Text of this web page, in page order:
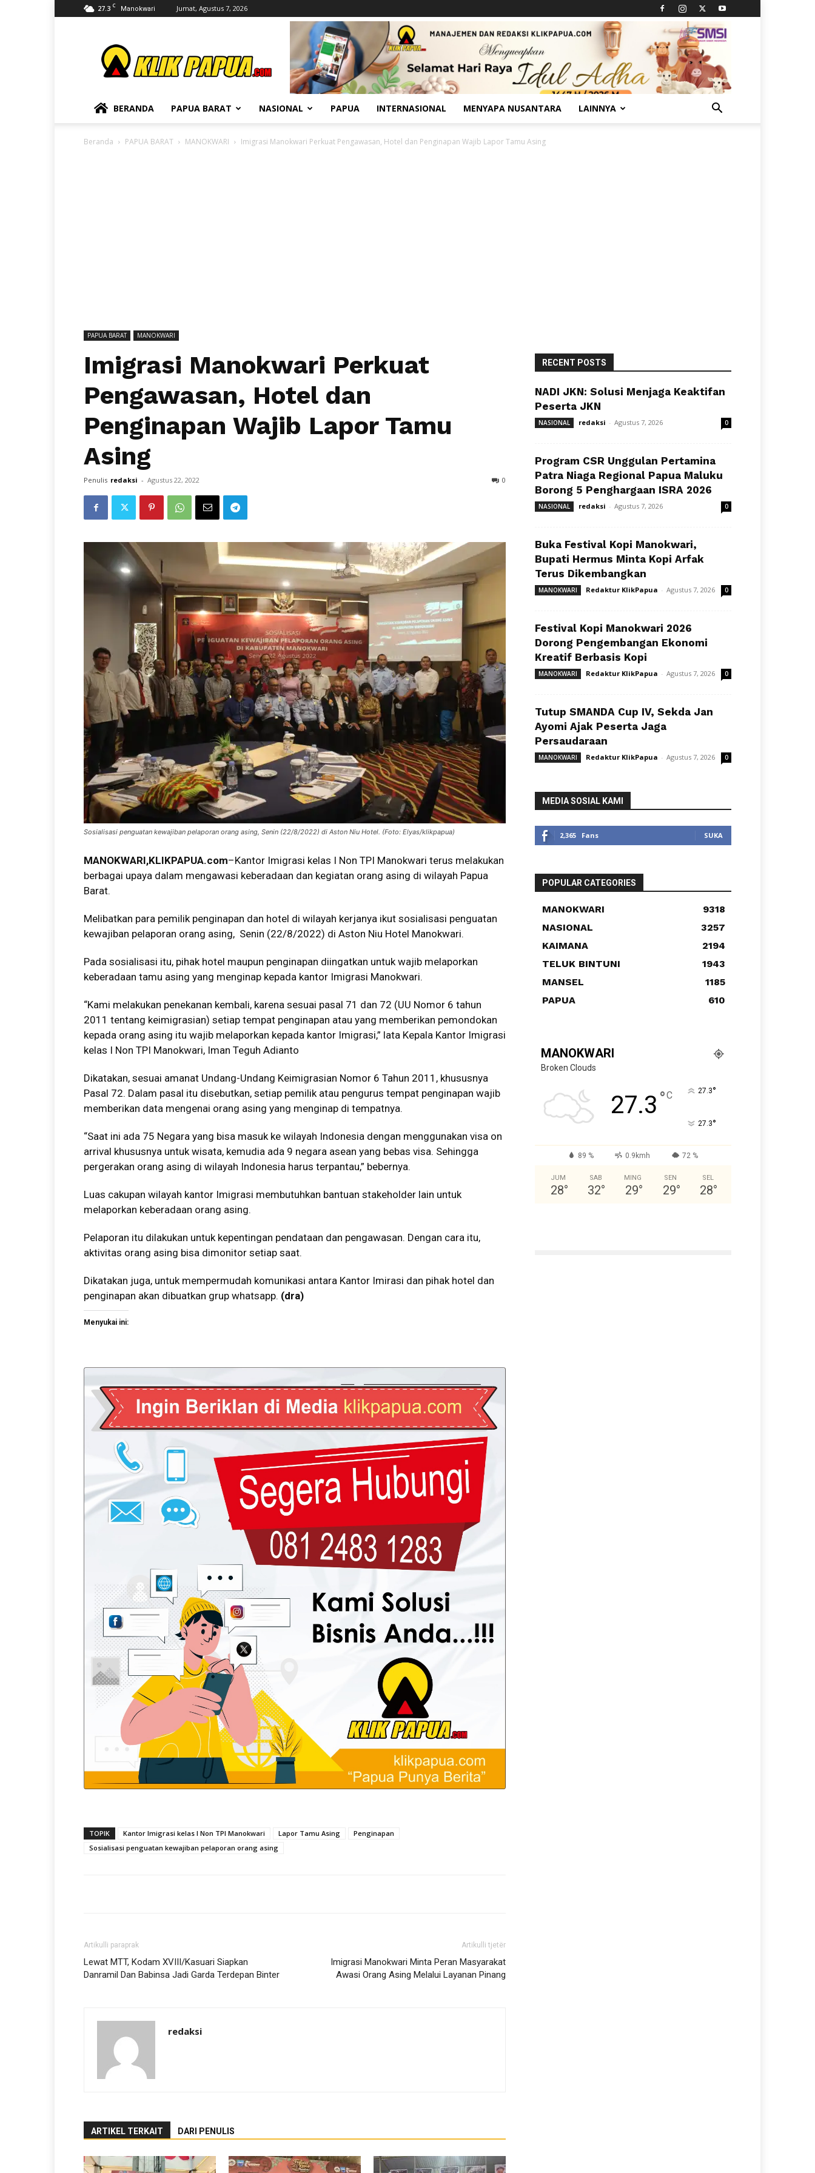
27.3 C Manokwari Jumat, Agustus 7, 2026
BERANDA PAPUA BARAT NASIONAL PAPUA INTERNASIONAL MENYAPA NUSANTARA LAINNYA
Beranda PAPUA BARAT MANOKWARI Imigrasi Manokwari Perkuat Pengawasan, Hotel dan Penginapan Wajib Lapor Tamu Asing
PAPUA BARAT MANOKWARI
Imigrasi Manokwari Perkuat
Pengawasan, Hotel dan
Penginapan Wajib Lapor Tamu
Asing
Penulis redaksi - Agustus 22, 2022 0
Sosialisasi penguatan kewajiban pelaporan orang asing, Senin (22/8/2022) di Aston Niu Hotel. (Foto: Elyas/klikpapua)
MANOKWARI,KLIKPAPUA.com–Kantor Imigrasi kelas I Non TPI Manokwari terus melakukan
berbagai upaya dalam mengawasi keberadaan dan kegiatan orang asing di wilayah Papua
Barat.
Melibatkan para pemilik penginapan dan hotel di wilayah kerjanya ikut sosialisasi penguatan
kewajiban pelaporan orang asing, Senin (22/8/2022) di Aston Niu Hotel Manokwari.
Pada sosialisasi itu, pihak hotel maupun penginapan diingatkan untuk wajib melaporkan
keberadaan tamu asing yang menginap kepada kantor Imigrasi Manokwari.
“Kami melakukan penekanan kembali, karena sesuai pasal 71 dan 72 (UU Nomor 6 tahun
2011 tentang keimigrasian) setiap tempat penginapan atau yang memberikan pemondokan
kepada orang asing itu wajib melaporkan kepada kantor Imigrasi,” lata Kepala Kantor Imigrasi
kelas I Non TPI Manokwari, Iman Teguh Adianto
Dikatakan, sesuai amanat Undang-Undang Keimigrasian Nomor 6 Tahun 2011, khususnya
Pasal 72. Dalam pasal itu disebutkan, setiap pemilik atau pengurus tempat penginapan wajib
memberikan data mengenai orang asing yang menginap di tempatnya.
“Saat ini ada 75 Negara yang bisa masuk ke wilayah Indonesia dengan menggunakan visa on
arrival khususnya untuk wisata, kemudia ada 9 negara asean yang bebas visa. Sehingga
pergerakan orang asing di wilayah Indonesia harus terpantau,” bebernya.
Luas cakupan wilayah kantor Imigrasi membutuhkan bantuan stakeholder lain untuk
melaporkan keberadaan orang asing.
Pelaporan itu dilakukan untuk kepentingan pendataan dan pengawasan. Dengan cara itu,
aktivitas orang asing bisa dimonitor setiap saat.
Dikatakan juga, untuk mempermudah komunikasi antara Kantor Imirasi dan pihak hotel dan
penginapan akan dibuatkan grup whatsapp. (dra)
Menyukai ini:
TOPIK Kantor Imigrasi kelas I Non TPI Manokwari Lapor Tamu Asing
Penginapan
Sosialisasi penguatan kewajiban pelaporan orang asing
Artikulli paraprak
Lewat MTT, Kodam XVIII/Kasuari Siapkan
Danramil Dan Babinsa Jadi Garda Terdepan Binter
Artikulli tjetër
Imigrasi Manokwari Minta Peran Masyarakat
Awasi Orang Asing Melalui Layanan Pinang
redaksi
ARTIKEL TERKAIT DARI PENULIS
RECENT POSTS
NADI JKN: Solusi Menjaga Keaktifan
Peserta JKN
NASIONAL redaksi - Agustus 7, 2026 0
Program CSR Unggulan Pertamina
Patra Niaga Regional Papua Maluku
Borong 5 Penghargaan ISRA 2026
NASIONAL redaksi - Agustus 7, 2026 0
Buka Festival Kopi Manokwari,
Bupati Hermus Minta Kopi Arfak
Terus Dikembangkan
MANOKWARI Redaktur KlikPapua - Agustus 7, 2026 0
Festival Kopi Manokwari 2026
Dorong Pengembangan Ekonomi
Kreatif Berbasis Kopi
MANOKWARI Redaktur KlikPapua - Agustus 7, 2026 0
Tutup SMANDA Cup IV, Sekda Jan
Ayomi Ajak Peserta Jaga
Persaudaraan
MANOKWARI Redaktur KlikPapua - Agustus 7, 2026 0
MEDIA SOSIAL KAMI
2,365 Fans SUKA
POPULAR CATEGORIES
MANOKWARI
9318
NASIONAL
3257
KAIMANA
2194
TELUK BINTUNI
1943
MANSEL
1185
PAPUA
610
MANOKWARI
Broken Clouds
27.3 °C 27.3°
27.3°
89 % 0.9kmh 72 %
JUM
28°
SAB
32°
MING
29°
SEN
29°
SEL
28°